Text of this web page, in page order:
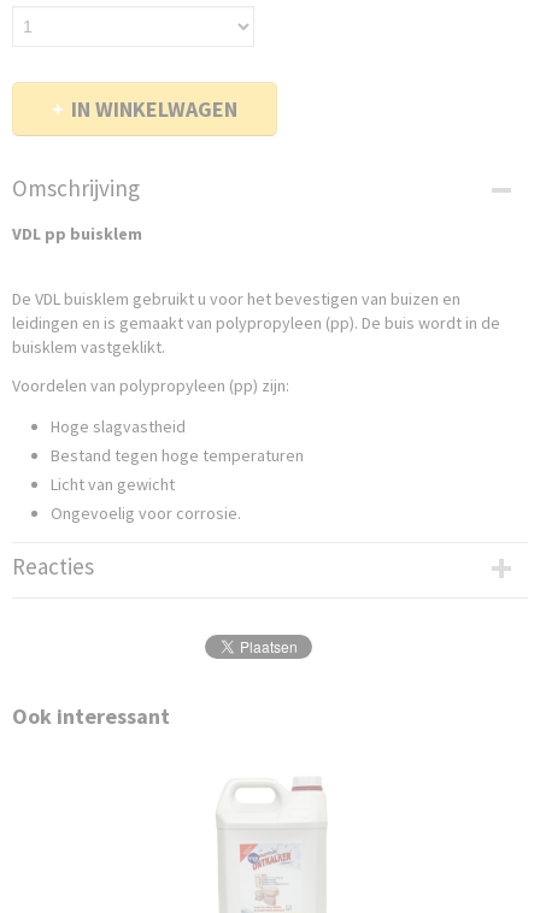
IN WINKELWAGEN
Omschrijving
VDL pp buisklem
De VDL buisklem gebruikt u voor het bevestigen van buizen en
leidingen en is gemaakt van polypropyleen (pp). De buis wordt in de
buisklem vastgeklikt.
Voordelen van polypropyleen (pp) zijn:
Hoge slagvastheid
Bestand tegen hoge temperaturen
Licht van gewicht
Ongevoelig voor corrosie.
Reacties
Ook interessant